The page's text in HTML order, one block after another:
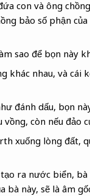
con và ông
bảo số phận
sao để bọn này
khác nhau, và
đánh dấu, bọn
còn nếu đảo
xuống lòng đất,
ra nước biển,
bà này, sẽ là âm